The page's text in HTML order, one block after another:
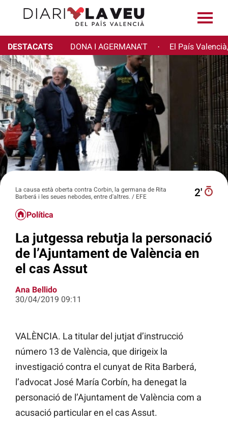
DESTACATS DONA I AGERMANA'T · El País
La causa està oberta contra Corbin, la germana de Rita
Barberá i les seues nebodes, entre d'altres. / EFE
2′
Política
La jutgessa rebutja la personació
de l’Ajuntament de València en
el cas Assut
Ana Bellido
30/04/2019 09:11
VALÈNCIA. La titular del jutjat d’instrucció
número 13 de València, que dirigeix la
investigació contra el cunyat de Rita Barberá,
l’advocat José María Corbín, ha denegat la
personació de l’Ajuntament de València com a
acusació particular en el cas Assut.